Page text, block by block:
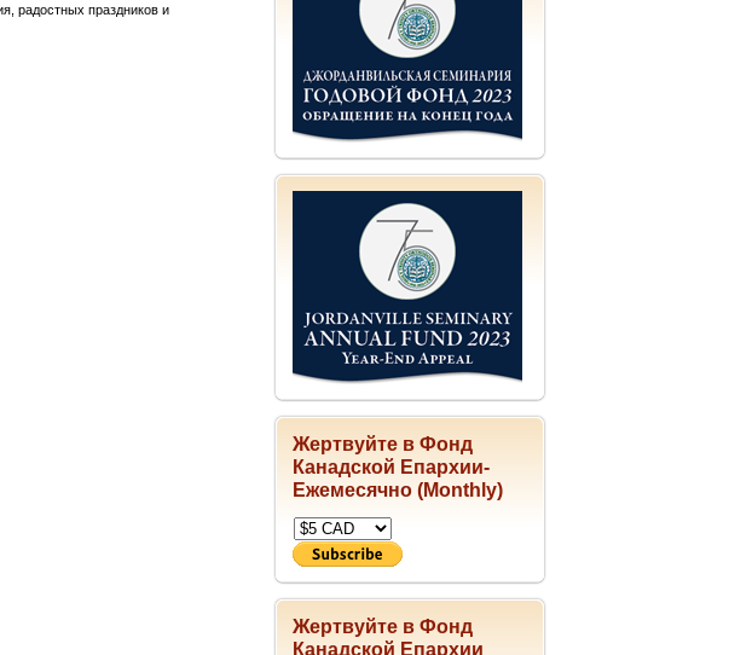
Жертвуйте в Фонд
Канадской Епархии-
Ежемесячно (Monthly)
Жертвуйте в Фонд
Канадской Епархии
радостных праздников и